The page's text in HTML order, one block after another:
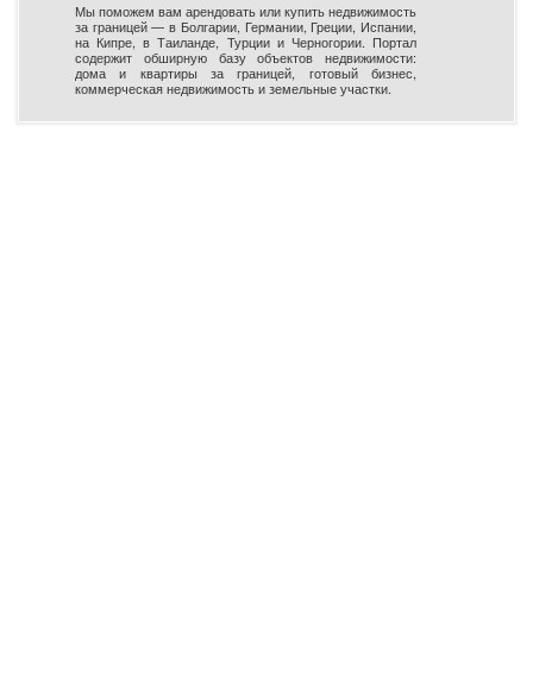
Мы поможем вам арендовать или купить недвижимость
за границей — в Болгарии, Германии, Греции, Испании,
на Кипре, в Таиланде, Турции и Черногории. Портал
содержит обширную базу объектов недвижимости:
дома и квартиры за границей, готовый бизнес,
коммерческая недвижимость и земельные участки.